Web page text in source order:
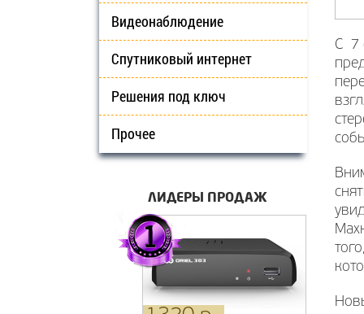
Видеонаблюдение
Спутниковый интернет
Решения под ключ
Прочее
ЛИДЕРЫ ПРОДАЖ
С 7